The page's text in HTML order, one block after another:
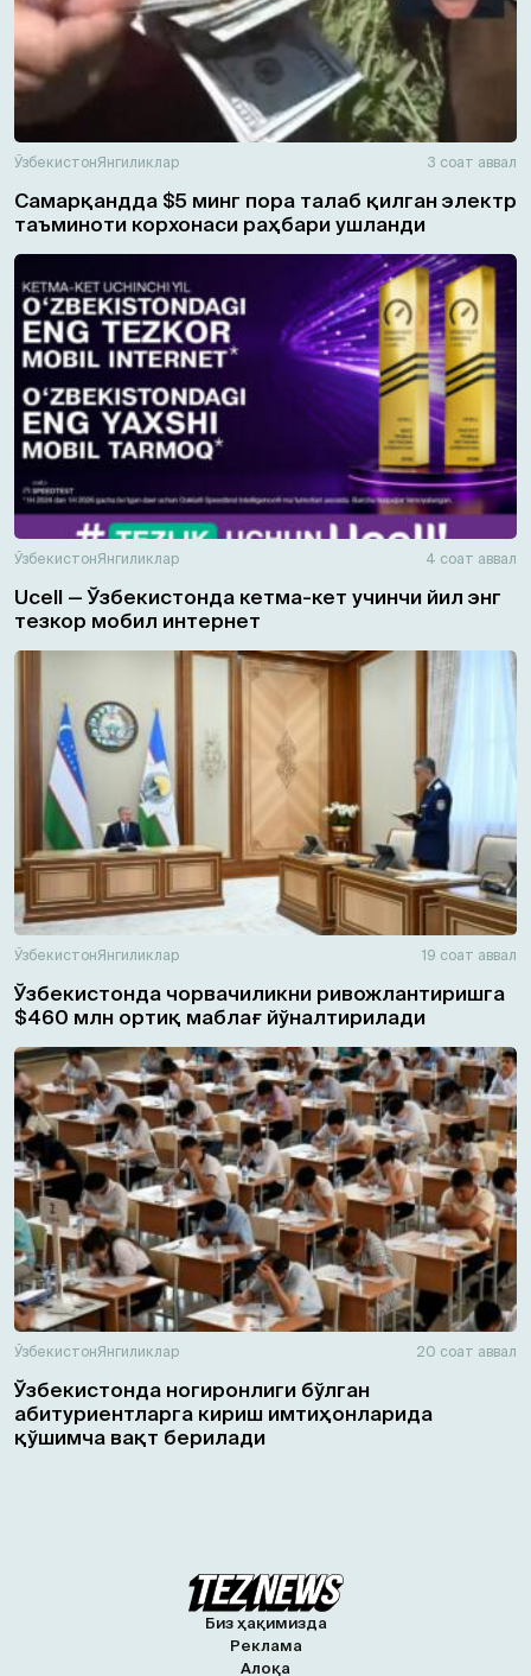
ЎзбекистонЯнгиликлар 3 соат аввал
Самарқандда $5 минг пора талаб қилган электр
таъминоти корхонаси раҳбари ушланди
ЎзбекистонЯнгиликлар 4 соат аввал
Ucell — Ўзбекистонда кетма-кет учинчи йил энг
тезкор мобил интернет
ЎзбекистонЯнгиликлар 19 соат аввал
Ўзбекистонда чорвачиликни ривожлантиришга
$460 млн ортиқ маблағ йўналтирилади
ЎзбекистонЯнгиликлар 20 соат аввал
Ўзбекистонда ногиронлиги бўлган
абитуриентларга кириш имтиҳонларида
қўшимча вақт берилади
Биз ҳақимизда
Реклама
Алоқа